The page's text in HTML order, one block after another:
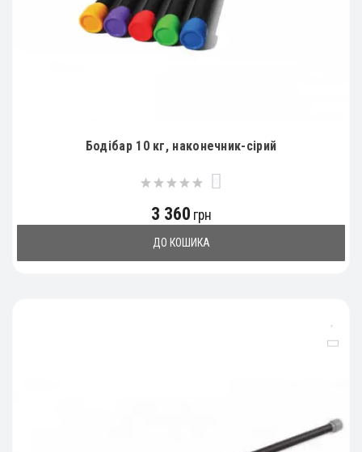
Бодібар 10 кг, наконечник-сірий
3 360 грн
ДО КОШИКА